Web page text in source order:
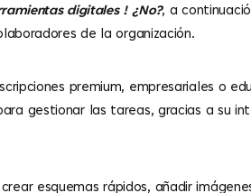
digitales ! ¿No?, a
de la organización.
premium, empresariales o
gestionar las tareas, gracias a su
esquemas rápidos, añadir